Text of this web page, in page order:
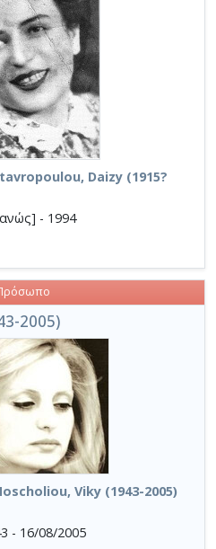
Daizy (1915?
- 1994
2005)
Viky (1943-2005)
- 16/08/2005